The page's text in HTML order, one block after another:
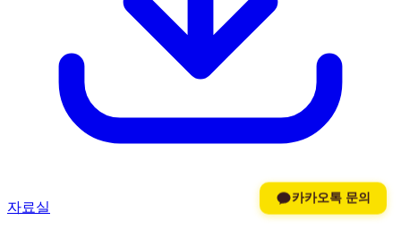
카카오톡 문의
자료실